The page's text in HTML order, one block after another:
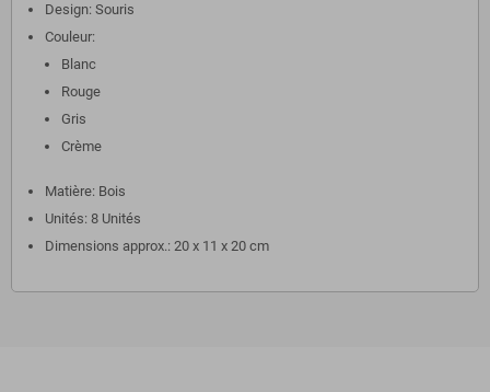
Design: Souris
Couleur:
Blanc
Rouge
Gris
Crème
Matière: Bois
Unités: 8 Unités
Dimensions approx.: 20 x 11 x 20 cm